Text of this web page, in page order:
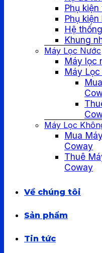
Phụ
Phụ
Hệ
Khung
Máy Lọc Nước
Máy lọc
Máy
Máy Lọc
Mua
Coway
Thuê
Coway
Về chúng tôi
Sản phẩm
Tin tức